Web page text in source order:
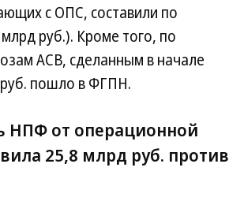
с ОПС, составили по
руб.). Кроме того, по
АСВ, сделанным в начале
пошло в ФГПН.
НПФ от операционной
25,8 млрд руб. против